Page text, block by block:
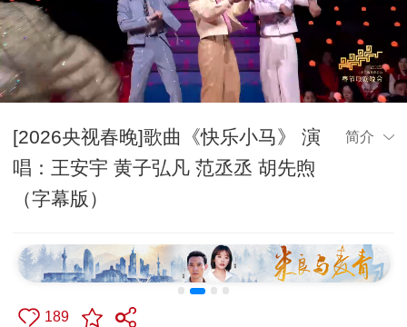
[2026央视春晚]歌曲《快乐小马》 演
唱：王安宇 黄子弘凡 范丞丞 胡先煦
（字幕版）
简介
189